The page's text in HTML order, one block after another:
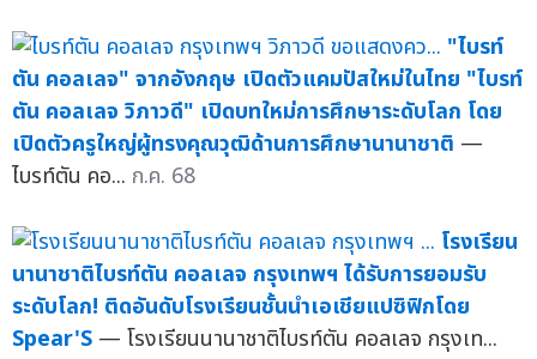
"ไบรท์
ตัน คอลเลจ" จากอังกฤษ เปิดตัวแคมปัสใหม่ในไทย "ไบรท์
ตัน คอลเลจ วิภาวดี" เปิดบทใหม่การศึกษาระดับโลก โดย
เปิดตัวครูใหญ่ผู้ทรงคุณวุฒิด้านการศึกษานานาชาติ —
ไบรท์ตัน คอ... ก.ค. 68
โรงเรียน
นานาชาติไบรท์ตัน คอลเลจ กรุงเทพฯ ได้รับการยอมรับ
ระดับโลก! ติดอันดับโรงเรียนชั้นนำเอเชียแปซิฟิกโดย
Spear'S — โรงเรียนนานาชาติไบรท์ตัน คอลเลจ กรุงเท...